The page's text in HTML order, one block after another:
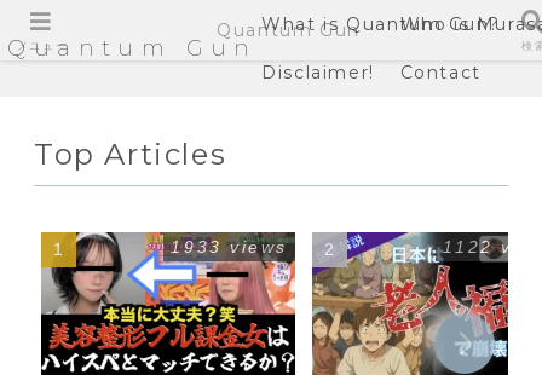
Quantum Gun
What is Quantum Gun?
Who is
Disclaimer! Contact
Top Articles
1933 views 1122
メニュー
Quantum Gun
検